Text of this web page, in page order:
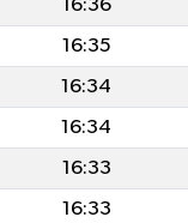
16:36
16:35
16:34
16:34
16:33
16:33